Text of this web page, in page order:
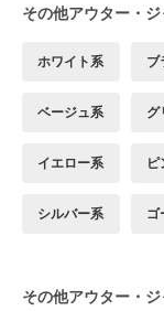
その他アウター・
ホワイト系 ブ
ベージュ系 グ
イエロー系 ピ
シルバー系 ゴ
その他アウター・